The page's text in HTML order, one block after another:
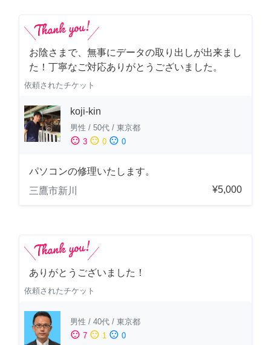
お陰さまで、無事にデータの取り出しが出来まし
た！丁寧なご対応ありがとうございました。
依頼されたチケット
koji-kin
男性 / 50代 / 東京都
sentiment_satisfied 3 sentiment_neutral 0 sentiment_dissatisfied 0
パソコンの修理いたします。
三鷹市新川
¥5,000
ありがとうございました！
依頼されたチケット
男性 / 40代 / 東京都
sentiment_satisfied 7 sentiment_neutral 1 sentiment_dissatisfied 0